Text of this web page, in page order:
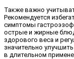
Также важно
Рекомендуется
симптомы
острые и жирные
здорового веса и
значительно
в длительном